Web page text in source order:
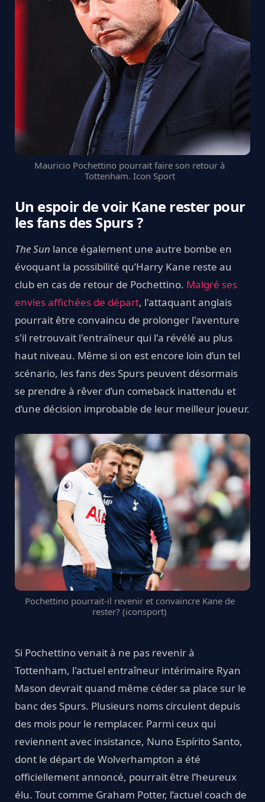
Mauricio Pochettino pourrait faire son retour à
Tottenham. Icon Sport
Un espoir de voir Kane rester pour
les fans des Spurs ?
The Sun lance également une autre bombe en
évoquant la possibilité qu’Harry Kane reste au
club en cas de retour de Pochettino. Malgré ses
envies affichées de départ, l'attaquant anglais
pourrait être convaincu de prolonger l'aventure
s'il retrouvait l'entraîneur qui l'a révélé au plus
haut niveau. Même si on est encore loin d’un tel
scénario, les fans des Spurs peuvent désormais
se prendre à rêver d’un comeback inattendu et
d’une décision improbable de leur meilleur joueur.
Pochettino pourrait-il revenir et convaincre Kane de
rester? (iconsport)
Si Pochettino venait à ne pas revenir à
Tottenham, l'actuel entraîneur intérimaire Ryan
Mason devrait quand même céder sa place sur le
banc des Spurs. Plusieurs noms circulent depuis
des mois pour le remplacer. Parmi ceux qui
reviennent avec insistance, Nuno Espírito Santo,
dont le départ de Wolverhampton a été
officiellement annoncé, pourrait être l’heureux
élu. Tout comme Graham Potter, l’actuel coach de